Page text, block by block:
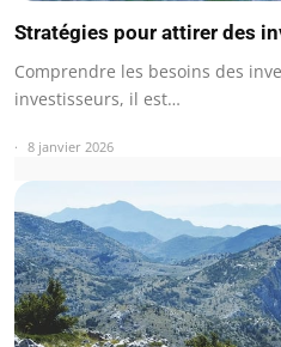
Stratégies pour attirer des
Comprendre les besoins des
investisseurs, il est…
8 janvier 2026